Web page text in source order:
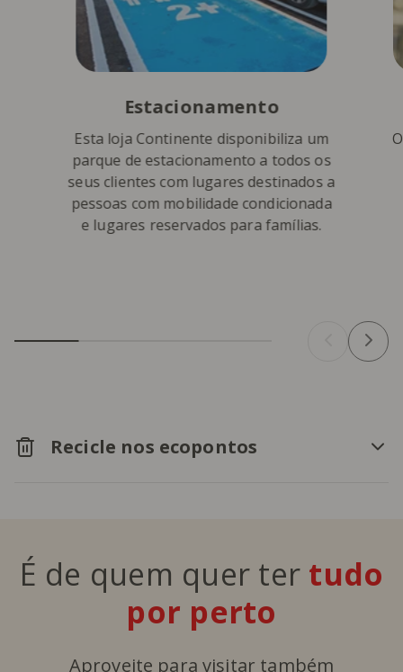
Estacionamento
Esta loja Continente disponibiliza um
parque de estacionamento a todos os
seus clientes com lugares destinados a
pessoas com mobilidade condicionada
e lugares reservados para famílias.
Recicle nos ecopontos
É de quem quer ter tudo
por perto
Aproveite para visitar também